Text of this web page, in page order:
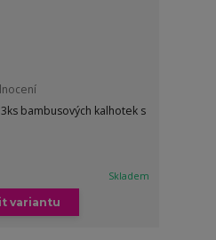
3ks bambusových kalhotek s
Skladem
variantu